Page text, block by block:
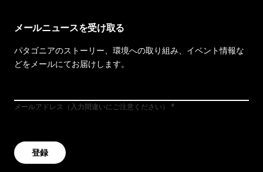
メールニュースを受け取る
パタゴニアのストーリー、環境への取り組み、イベント情報な
どをメールにてお届けします。
メールアドレス（入力間違いにご注意ください）
登録